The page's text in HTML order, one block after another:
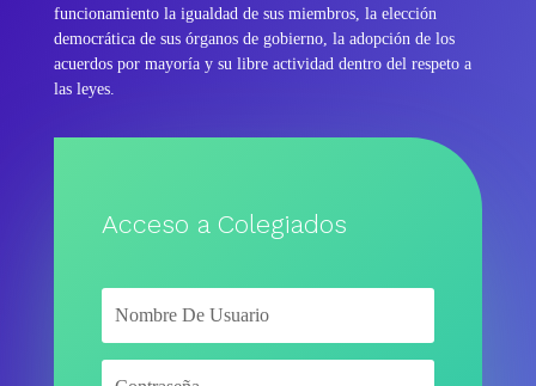
funcionamiento la igualdad de sus miembros, la elección
democrática de sus órganos de gobierno, la adopción de los
acuerdos por mayoría y su libre actividad dentro del respeto a
las leyes.
Acceso a Colegiados